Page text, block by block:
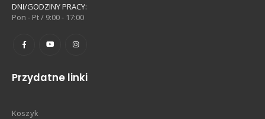
DNI/GODZINY PRACY:
Pon - Pt / 9:00 - 17:00
Przydatne linki
Koszyk